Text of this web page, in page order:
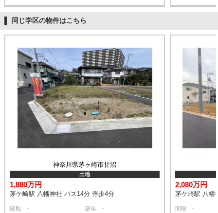
同じ学区の物件はこちら
神奈川県茅ヶ崎市甘沼
土地
1,880万円
茅ケ崎駅 八幡神社 バス14分 停歩4分
間取 - 築年 -
2,080万円
茅ケ崎駅 八幡
間取 -